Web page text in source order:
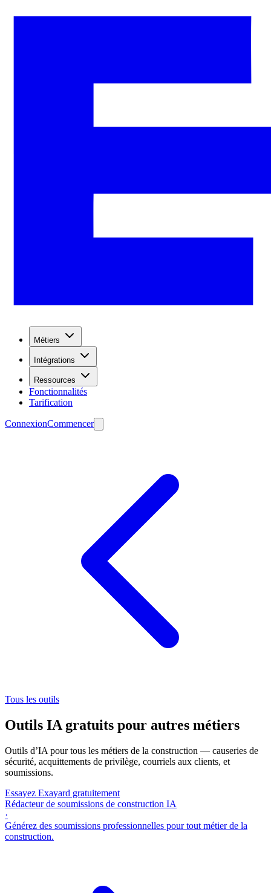
Métiers
Intégrations
Ressources
Fonctionnalités
Tarification
ConnexionCommencer
Tous les outils
Outils IA gratuits pour autres métiers
Outils d’IA pour tous les métiers de la construction — causeries de
sécurité, acquittements de privilège, courriels aux clients, et
soumissions.
Essayez Exayard gratuitement
Rédacteur de soumissions de construction IA
·
Générez des soumissions professionnelles pour tout métier de la
construction.